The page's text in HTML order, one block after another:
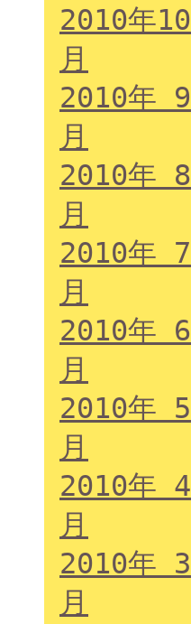
2010年10
月
2010年 9
月
2010年 8
月
2010年 7
月
2010年 6
月
2010年 5
月
2010年 4
月
2010年 3
月